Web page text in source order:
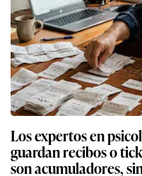
Los expertos en
guardan recibos o
son acumuladores,